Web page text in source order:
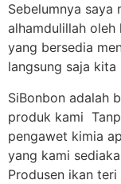
Sebelumnya saya
alhamdulillah oleh
yang bersedia
langsung saja kita
SiBonbon adalah
produk kami
pengawet kimia
yang kami
Produsen ikan